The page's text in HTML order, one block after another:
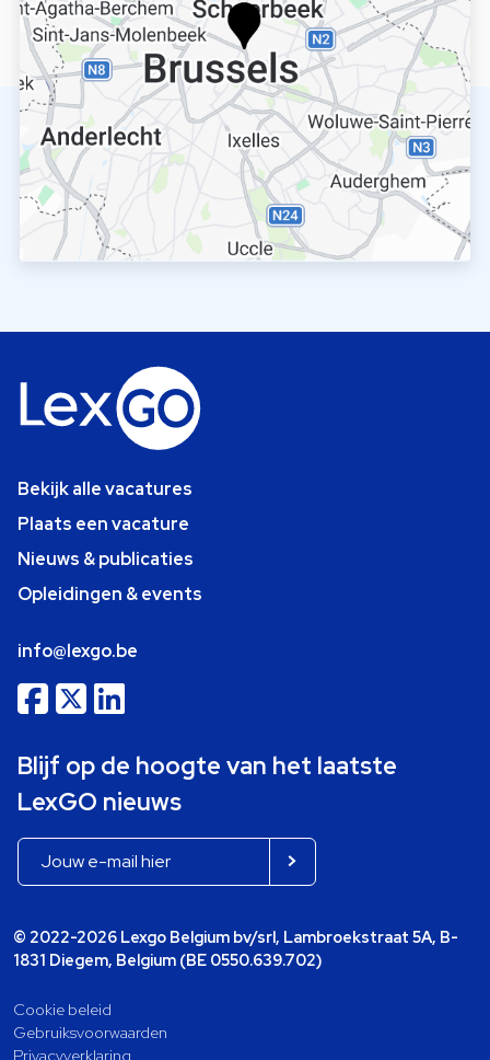
Bekijk alle vacatures
Plaats een vacature
Nieuws & publicaties
Opleidingen & events
info@lexgo.be
Blijf op de hoogte van het laatste
LexGO nieuws
© 2022-2026 Lexgo Belgium bv/srl, Lambroekstraat 5A, B-
1831 Diegem, Belgium (BE 0550.639.702)
Cookie beleid
Gebruiksvoorwaarden
Privacyverklaring